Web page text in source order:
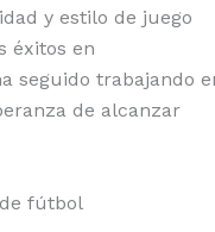
y estilo de juego
éxitos en
seguido trabajando
de alcanzar
fútbol